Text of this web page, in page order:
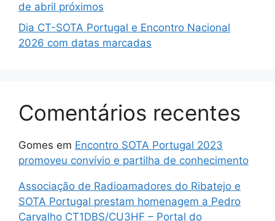
de abril próximos
Dia CT-SOTA Portugal e Encontro Nacional
2026 com datas marcadas
Comentários recentes
Gomes em Encontro SOTA Portugal 2023
promoveu convívio e partilha de conhecimento
Associação de Radioamadores do Ribatejo e
SOTA Portugal prestam homenagem a Pedro
Carvalho CT1DBS/CU3HF – Portal do